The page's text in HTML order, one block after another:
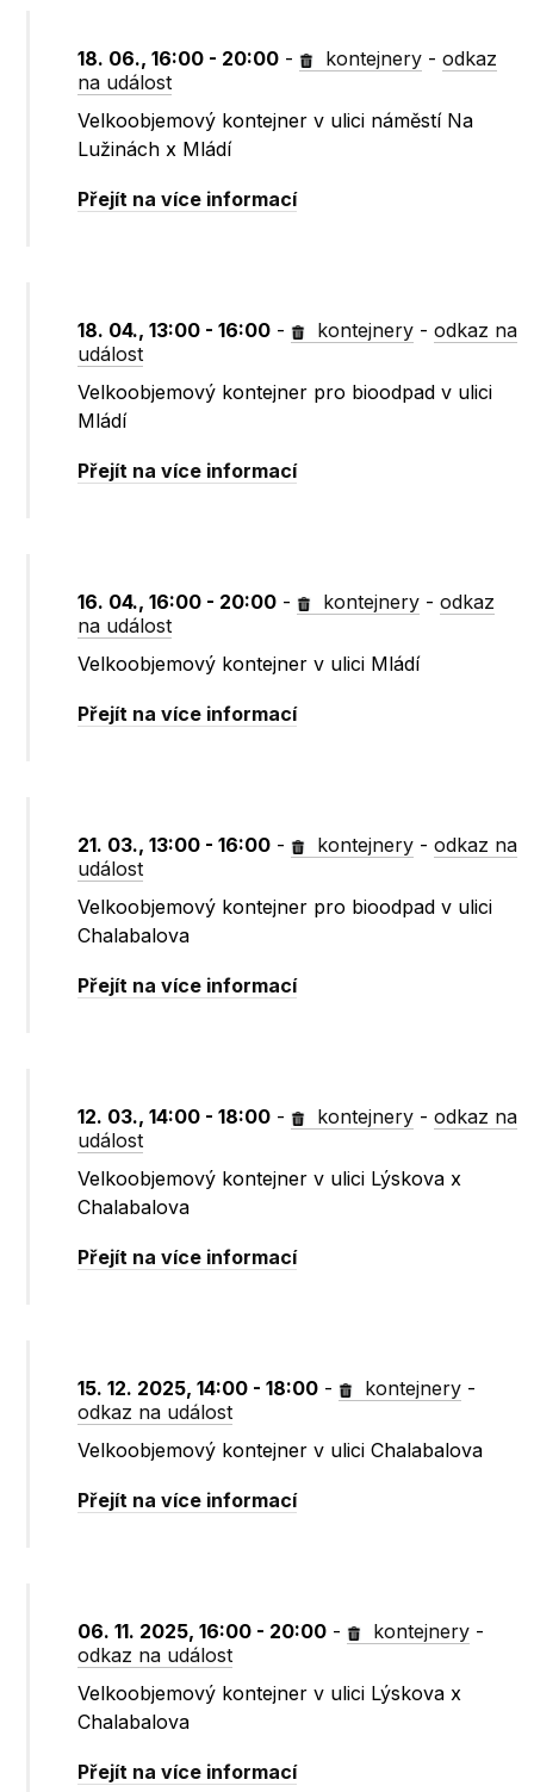
18. 06., 16:00 - 20:00 - kontejnery -odkaz
na událost
Velkoobjemový kontejner v ulici náměstí Na
Lužinách x Mládí
Přejít na více informací
18. 04., 13:00 - 16:00 - kontejnery -odkaz na
událost
Velkoobjemový kontejner pro bioodpad v ulici
Mládí
Přejít na více informací
16. 04., 16:00 - 20:00 - kontejnery -odkaz
na událost
Velkoobjemový kontejner v ulici Mládí
Přejít na více informací
21. 03., 13:00 - 16:00 - kontejnery -odkaz na
událost
Velkoobjemový kontejner pro bioodpad v ulici
Chalabalova
Přejít na více informací
12. 03., 14:00 - 18:00 - kontejnery -odkaz na
událost
Velkoobjemový kontejner v ulici Lýskova x
Chalabalova
Přejít na více informací
15. 12. 2025, 14:00 - 18:00 - kontejnery -
odkaz na událost
Velkoobjemový kontejner v ulici Chalabalova
Přejít na více informací
06. 11. 2025, 16:00 - 20:00 - kontejnery -
odkaz na událost
Velkoobjemový kontejner v ulici Lýskova x
Chalabalova
Přejít na více informací